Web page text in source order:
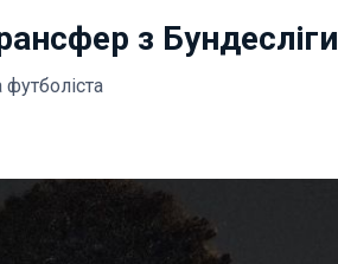
з Бундесліги